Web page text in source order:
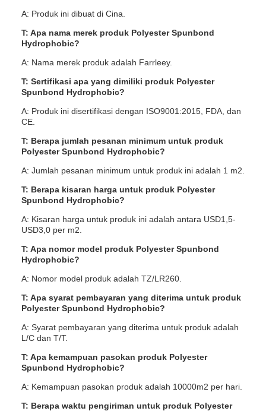
A: Produk ini dibuat di Cina.
T: Apa nama merek produk Polyester Spunbond
Hydrophobic?
A: Nama merek produk adalah Farrleey.
T: Sertifikasi apa yang dimiliki produk Polyester
Spunbond Hydrophobic?
A: Produk ini disertifikasi dengan ISO9001:2015, FDA, dan
CE.
T: Berapa jumlah pesanan minimum untuk produk
Polyester Spunbond Hydrophobic?
A: Jumlah pesanan minimum untuk produk ini adalah 1 m2.
T: Berapa kisaran harga untuk produk Polyester
Spunbond Hydrophobic?
A: Kisaran harga untuk produk ini adalah antara USD1,5-
USD3,0 per m2.
T: Apa nomor model produk Polyester Spunbond
Hydrophobic?
A: Nomor model produk adalah TZ/LR260.
T: Apa syarat pembayaran yang diterima untuk produk
Polyester Spunbond Hydrophobic?
A: Syarat pembayaran yang diterima untuk produk adalah
L/C dan T/T.
T: Apa kemampuan pasokan produk Polyester
Spunbond Hydrophobic?
A: Kemampuan pasokan produk adalah 10000m2 per hari.
T: Berapa waktu pengiriman untuk produk Polyester